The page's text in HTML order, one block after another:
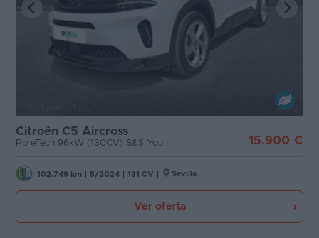
Citroën C5 Aircross
PureTech 96kW (130CV) S&S You 15.900 €
102.749 km 5/2024 131 CV Sevilla
Ver oferta